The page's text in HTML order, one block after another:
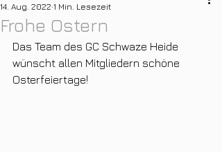
Frohe Ostern
14. Aug. 2022 1 Min. Lesezeit
Das Team des GC Schwaze Heide
wünscht allen Mitgliedern schöne
Osterfeiertage!